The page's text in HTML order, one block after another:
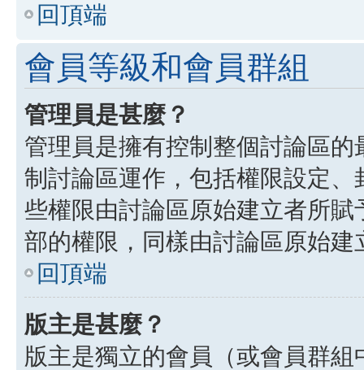
回頂端
會員等級和會員群組
管理員是甚麼？
管理員是擁有控制整個討論區
制討論區運作，包括權限設定
些權限由討論區原始建立者所
部的權限，同樣由討論區原始建
回頂端
版主是甚麼？
版主是獨立的會員（或會員群